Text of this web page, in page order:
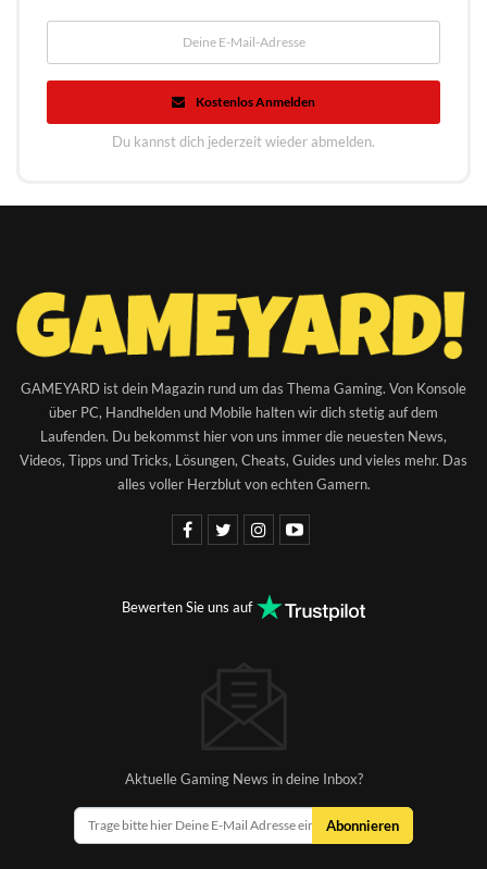
Kostenlos Anmelden
Du kannst dich jederzeit wieder abmelden.
GAMEYARD ist dein Magazin rund um das Thema Gaming. Von Konsole
über PC, Handhelden und Mobile halten wir dich stetig auf dem
Laufenden. Du bekommst hier von uns immer die neuesten News,
Videos, Tipps und Tricks, Lösungen, Cheats, Guides und vieles mehr. Das
alles voller Herzblut von echten Gamern.
Bewerten Sie uns auf
Aktuelle Gaming News in deine Inbox?
Abonnieren